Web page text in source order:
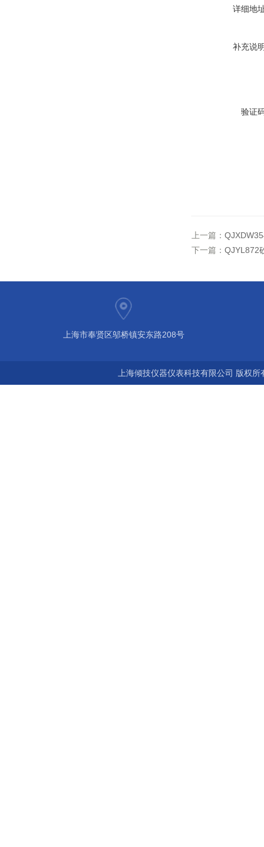
详细地
补充说
验证
上一篇：
下一篇： QJYL872
上海市奉贤区邬桥镇安东路208号
上海倾技仪器仪表科技有限公司 版权